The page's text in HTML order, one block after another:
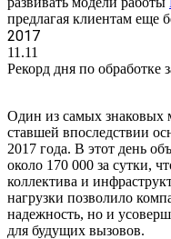
предлагая клиентам еще
2017
11.11
Рекорд дня по обработке
Один из самых знаковых
ставшей впоследствии
2017 года. В этот день
около 170 000 за сутки,
коллектива и
нагрузки позволило
надежность, но и
для будущих вызовов.